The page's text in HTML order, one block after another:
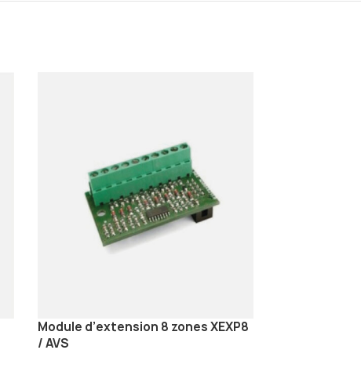
Module d’extension 8 zones XEXP8
/ AVS